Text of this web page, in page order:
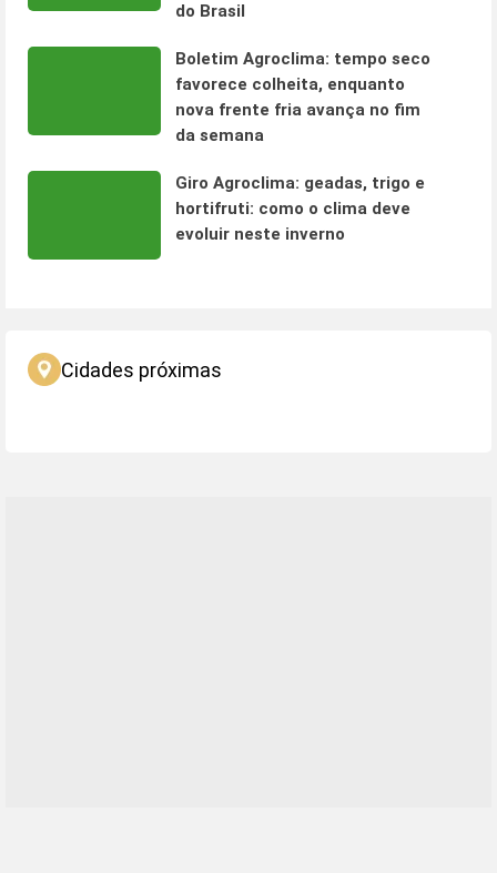
do Brasil
Boletim Agroclima: tempo seco
favorece colheita, enquanto
nova frente fria avança no fim
da semana
Giro Agroclima: geadas, trigo e
hortifruti: como o clima deve
evoluir neste inverno
Cidades próximas